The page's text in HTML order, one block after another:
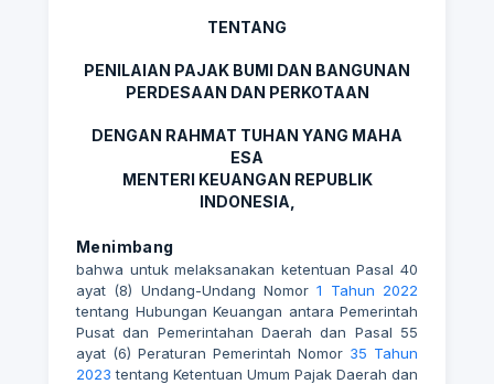
TENTANG
PENILAIAN PAJAK BUMI DAN BANGUNAN
PERDESAAN DAN PERKOTAAN
DENGAN RAHMAT TUHAN YANG MAHA
ESA
MENTERI KEUANGAN REPUBLIK
INDONESIA,
Menimbang
bahwa untuk melaksanakan ketentuan Pasal 40
ayat (8) Undang-Undang Nomor1 Tahun 2022
tentang Hubungan Keuangan antara Pemerintah
Pusat dan Pemerintahan Daerah dan Pasal 55
ayat (6) Peraturan Pemerintah Nomor 35 Tahun
2023 tentang Ketentuan Umum Pajak Daerah dan